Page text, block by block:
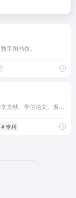
字图书馆。
# 专利